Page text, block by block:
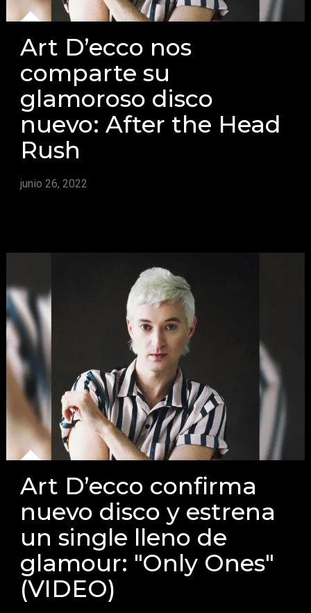
Art D’ecco nos
comparte su
glamoroso disco
nuevo: After the Head
Rush
junio 26, 2022
Art D’ecco confirma
nuevo disco y estrena
un single lleno de
glamour: "Only Ones"
(VIDEO)